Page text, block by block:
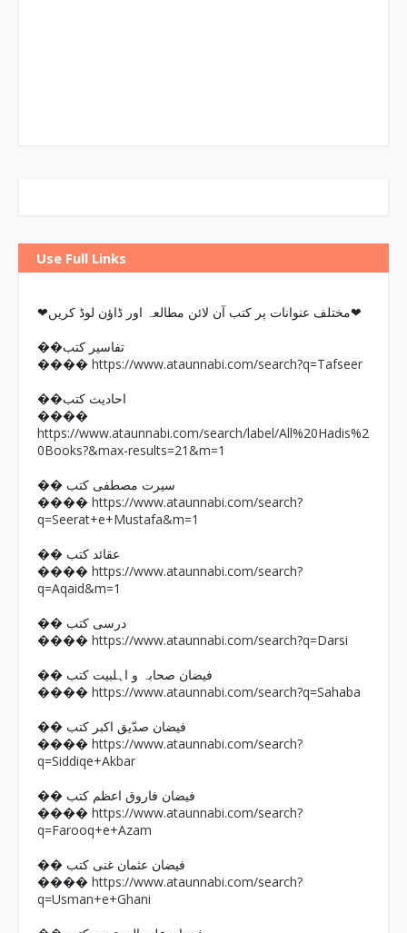
Use Full Links
❤مختلف عنوانات پر کتب آن لائن مطالعہ اور ڈاؤن لوڈ کریں❤
��تفاسیر کتب
���� https://www.ataunnabi.com/search?q=Tafseer
��احادیث کتب
����
https://www.ataunnabi.com/search/label/All%20Hadis%2
0Books?&max-results=21&m=1
�� سیرت مصطفی کتب
���� https://www.ataunnabi.com/search?
q=Seerat+e+Mustafa&m=1
�� عقائد کتب
���� https://www.ataunnabi.com/search?
q=Aqaid&m=1
�� درسی کتب
���� https://www.ataunnabi.com/search?q=Darsi
�� فیضان صحابہ و اہلبیت کتب
���� https://www.ataunnabi.com/search?q=Sahaba
�� فیضان صدّیق اکبر کتب
���� https://www.ataunnabi.com/search?
q=Siddiqe+Akbar
�� فیضان فاروق اعظم کتب
���� https://www.ataunnabi.com/search?
q=Farooq+e+Azam
�� فیضان عثمان غنی کتب
���� https://www.ataunnabi.com/search?
q=Usman+e+Ghani